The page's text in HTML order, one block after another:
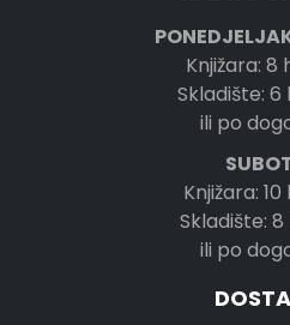
Knjižara: 8
Skladište: 6
ili po
Knjižara: 10
Skladište: 8
ili po